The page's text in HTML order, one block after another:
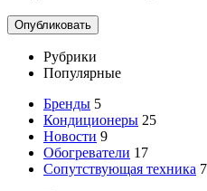
Рубрики
Популярные
Бренды 5
Кондиционеры 25
Новости 9
Обогреватели 17
Сопутствующая техника 7